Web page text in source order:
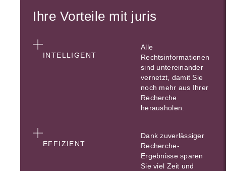
Ihre Vorteile mit juris
INTELLIGENT
Alle
Rechtsinformationen
sind untereinander
vernetzt, damit Sie
noch mehr aus Ihrer
Recherche
herausholen.
EFFIZIENT
Dank zuverlässiger
Recherche-
Ergebnisse sparen
Sie viel Zeit und